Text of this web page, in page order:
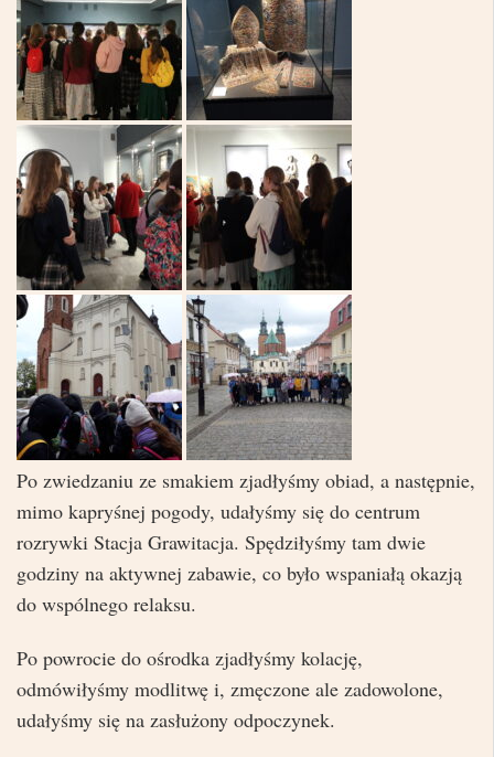
Po zwiedzaniu ze smakiem zjadłyśmy obiad, a następnie,
mimo kapryśnej pogody, udałyśmy się do centrum
rozrywki Stacja Grawitacja. Spędziłyśmy tam dwie
godziny na aktywnej zabawie, co było wspaniałą okazją
do wspólnego relaksu.
Po powrocie do ośrodka zjadłyśmy kolację,
odmówiłyśmy modlitwę i, zmęczone ale zadowolone,
udałyśmy się na zasłużony odpoczynek.